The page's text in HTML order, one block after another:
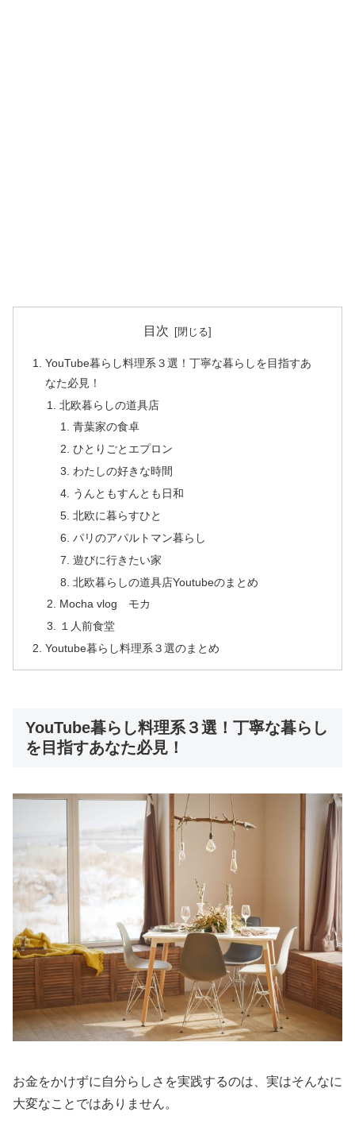
目次
YouTube暮らし料理系３選！丁寧な暮らしを目指すあ
なた必見！
北欧暮らしの道具店
青葉家の食卓
ひとりごとエプロン
わたしの好きな時間
うんともすんとも日和
北欧に暮らすひと
パリのアパルトマン暮らし
遊びに行きたい家
北欧暮らしの道具店Youtubeのまとめ
Mocha vlog モカ
１人前食堂
Youtube暮らし料理系３選のまとめ
YouTube暮らし料理系３選！丁寧な暮らし
を目指すあなた必見！
お金をかけずに自分らしさを実践するのは、実はそんなに
大変なことではありません。